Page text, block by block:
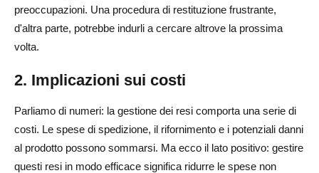
preoccupazioni. Una procedura di restituzione frustrante,
d'altra parte, potrebbe indurli a cercare altrove la prossima
volta.
2. Implicazioni sui costi
Parliamo di numeri: la gestione dei resi comporta una serie di
costi. Le spese di spedizione, il rifornimento e i potenziali danni
al prodotto possono sommarsi. Ma ecco il lato positivo: gestire
questi resi in modo efficace significa ridurre le spese non